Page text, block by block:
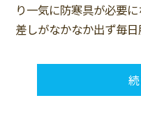
り一気に防寒具が必要
差しがなかなか出ず毎